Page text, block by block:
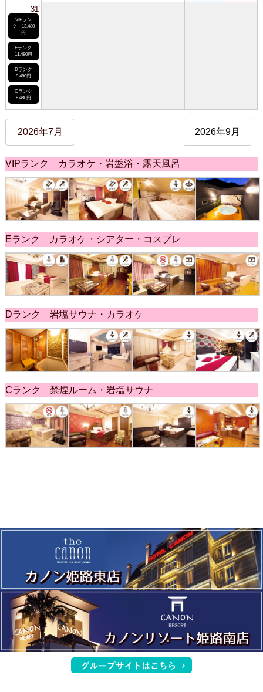
31
VIPラン
ク 13,480
円
Eランク
11,480円
Dランク
9,480円
Cランク
8,480円
2026年7月 2026年9月
VIPランク カラオケ・岩盤浴・露天風呂
Eランク カラオケ・シアター・コスプレ
Dランク 岩塩サウナ・カラオケ
Cランク 禁煙ルーム・岩塩サウナ